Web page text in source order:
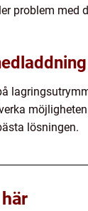
problem med
lösningen.